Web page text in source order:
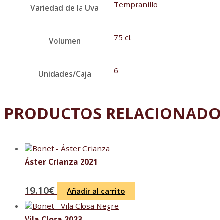
Variedad de la Uva Tempranillo
Volumen 75 cl.
Unidades/Caja 6
PRODUCTOS
Áster Crianza 2021
19.10€ Añadir al carrito